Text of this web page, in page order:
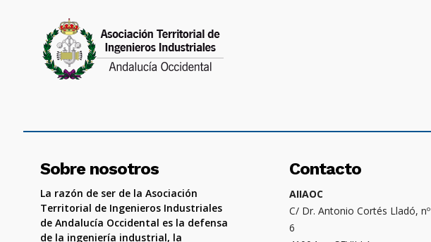
Sobre nosotros
La razón de ser de la Asociación
Territorial de Ingenieros Industriales
de Andalucía Occidental es la defensa
de la ingeniería industrial, la
Contacto
AIIAOC
C/ Dr. Antonio Cortés Lladó, nº
6